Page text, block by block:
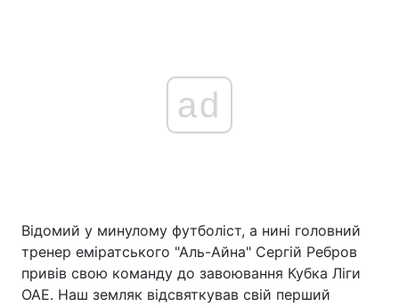
Головна Війна
Україна Політика
ad
Відомий у минулому футболіст, а нині головний
тренер еміратського "Аль-Айна" Сергій Ребров
привів свою команду до завоювання Кубка Ліги
ОАЕ. Наш земляк відсвяткував свій перший